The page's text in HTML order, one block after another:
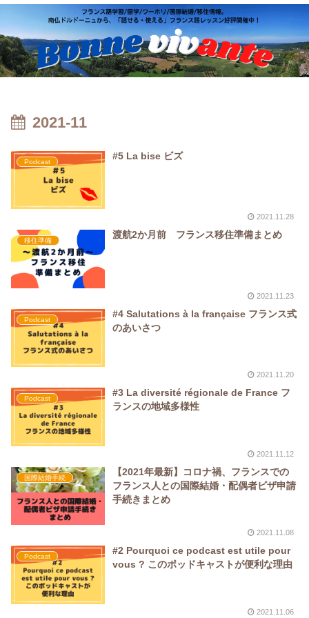
2021-11
Podcast
#5 La bise ビズ
2021.11.28
移住準備
渡航2か月前 フランス移住準備まとめ
2021.11.23
Podcast
#4 Salutations à la française フランス式
のあいさつ
2021.11.20
Podcast
#3 La diversité régionale de France フ
ランスの地域多様性
2021.11.12
国際結婚手続
【2021年最新】コロナ禍、フランスでの
フランス人との国際結婚・配偶者ビザ申請
手続きまとめ
2021.11.08
Podcast
#2 Pourquoi ce podcast est utile pour
vous ? このポッドキャストが便利な理由
2021.11.06